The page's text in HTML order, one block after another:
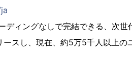
ディングなしで完結できる、次世
スし、現在、約5万5千人以上の